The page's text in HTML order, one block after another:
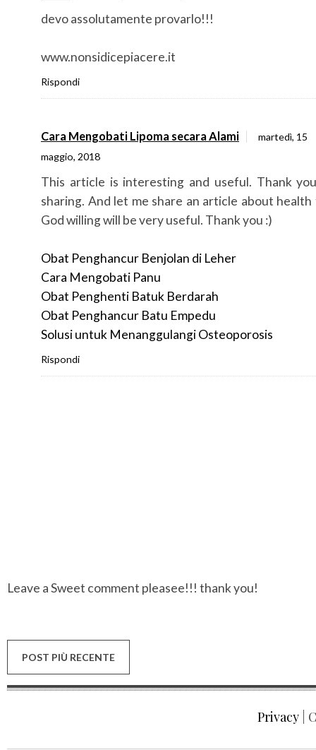
devo assolutamente provarlo!!!
www.nonsidicepiacere.it
Rispondi
Cara Mengobati Lipoma secara Alami
martedì, 15
maggio, 2018
This article is interesting and useful. Thank
sharing. And let me share an article about
God willing will be very useful. Thank you :)
Obat Penghancur Benjolan di Leher
Cara Mengobati Panu
Obat Penghenti Batuk Berdarah
Obat Penghancur Batu Empedu
Solusi untuk Menanggulangi Osteoporosis
Rispondi
Leave a Sweet comment pleasee!!! thank you!
POST PIÙ RECENTE
Privacy |